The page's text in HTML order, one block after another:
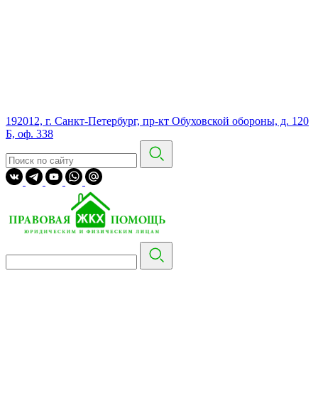
192012, г. Санкт-Петербург, пр-кт Обуховской обороны, д. 120
Б, оф. 338